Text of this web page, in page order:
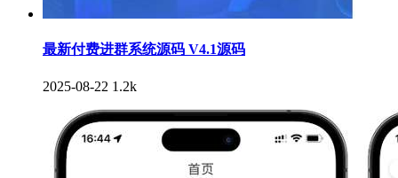
最新付费进群系统源码 V4.1源码
2025-08-22 1.2k